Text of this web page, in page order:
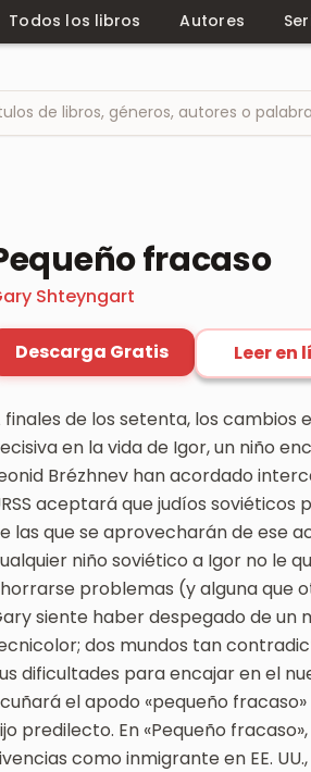
Todos los libros Autores
fracaso
Shteyngart
Descarga Gratis Leer en
finales de los setenta, los
en la vida de Igor, un niño
Brézhnev han acordado
aceptará que judíos soviéticos
las que se aprovecharán de ese
niño soviético a Igor no le
problemas (y alguna que
siente haber despegado de
dos mundos tan
dificultades para encajar en el
el apodo «pequeño
predilecto. En «Pequeño
como inmigrante en EE.